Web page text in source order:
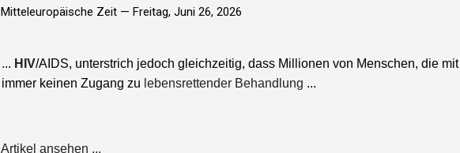
Mitteleuropäische Zeit — Freitag, Juni 26, 2026
... HIV/AIDS, unterstrich jedoch gleichzeitig, dass Millionen von Menschen, die mit
immer keinen Zugang zu lebensrettender Behandlung ...
Artikel ansehen ...